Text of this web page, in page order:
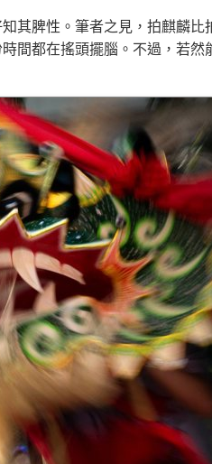
其脾性。筆者之見，拍麒麟
間都在搖頭擺腦。不過，若